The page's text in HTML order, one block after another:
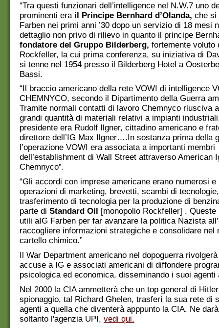
“Tra questi funzionari dell’intelligence nel N.W.7 uno
prominenti era il Principe Bernhard d’Olanda, che si
Farben nei primi anni ’30 dopo un servizio di 18 mesi
dettaglio non privo di rilievo in quanto il principe
fondatore del Gruppo Bilderberg, fortemente voluto
Rockfeller, la cui prima conferenza, su iniziativa di
si tenne nel 1954 presso il Bilderberg Hotel a
Bassi.
“Il braccio americano della rete VOWI di intelligence
CHEMNYCO, secondo il Dipartimento della Guerra
Tramite normali contatti di lavoro Chemnyco riusciva
grandi quantità di materiali relativi a impianti
presidente era Rudolf Ilgner, cittadino americano e
direttore dell’IG Max Ilgner….In sostanza prima della
l’operazione VOWI era associata a importanti membri
dell’establishment di Wall Street attraverso American
Chemnyco”.
“Gli accordi con imprese americane erano numerosi e
operazioni di marketing, brevetti, scambi di
trasferimento di tecnologia per la produzione di
parte di Standard Oil [monopolio Rockfeller] . Queste
utili aIG Farben per far avanzare la politica Nazista
raccogliere informazioni strategiche e consolidare nel
cartello chimico.”
Il War Department americano nel dopoguerra
accuse a IG e associati americani di diffondere
psicologica ed economica, disseminando i suoi agenti
Nel 2000 la CIA ammetterà che un top general di
spionaggio, tal Richard Ghelen, trasferì la sua rete di
agenti a quella che diventerà apppunto la CIA. Ne
soltanto l'agenzia UPI, vedi qui.